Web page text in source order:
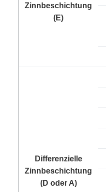
Zinnbeschichtung
(E)
Differenzielle
Zinnbeschichtung
(D oder A)